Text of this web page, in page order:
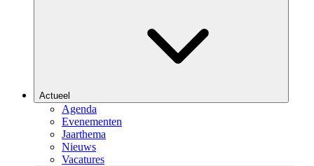
Actueel
Agenda
Evenementen
Jaarthema
Nieuws
Vacatures